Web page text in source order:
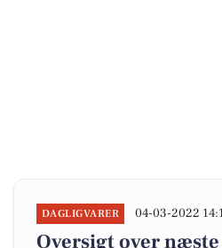
DAGLIGVARER 04-03-2022
Oversigt over